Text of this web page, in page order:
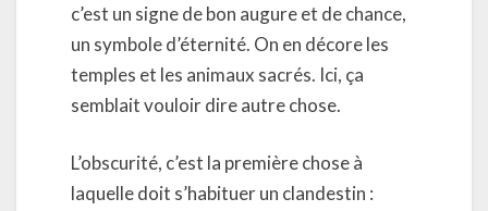
c’est un signe de bon augure et de chance,
un symbole d’éternité. On en décore les
temples et les animaux sacrés. Ici, ça
semblait vouloir dire autre chose.
L’obscurité, c’est la première chose à
laquelle doit s’habituer un clandestin :